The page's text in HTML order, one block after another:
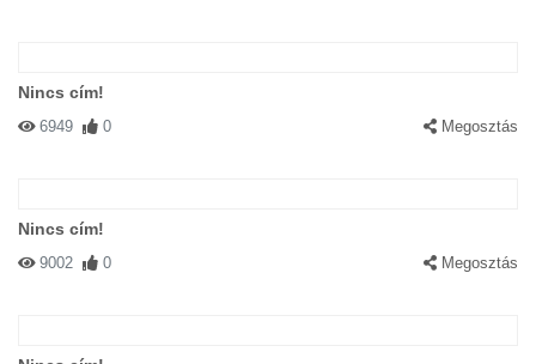
Nincs cím!
6949 0 Megosztás
Nincs cím!
9002 0 Megosztás